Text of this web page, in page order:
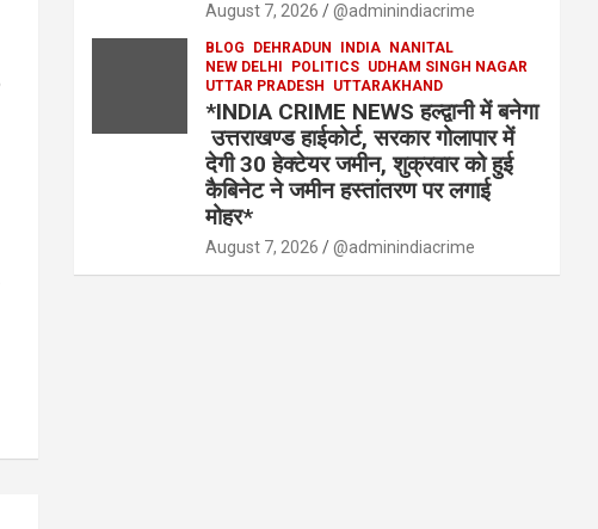
August 7, 2026 @adminindiacrime
BLOG DEHRADUN INDIA
NANITAL
NEW DELHI
POLITICS UDHAM SINGH NAGAR
UTTAR PRADESH
UTTARAKHAND
*INDIA CRIME NEWS हल्द्वानी में बनेगा
उत्तराखण्ड हाईकोर्ट, सरकार गोलापार में
देगी 30 हेक्टेयर जमीन, शुक्रवार को हुई
कैबिनेट ने जमीन हस्तांतरण पर लगाई
मोहर*
August 7, 2026 @adminindiacrime